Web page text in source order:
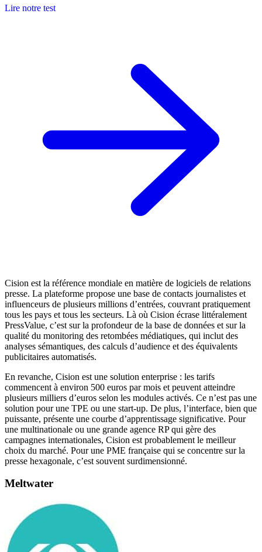
Lire notre test
Cision est la référence mondiale en matière de logiciels de relations
presse. La plateforme propose une base de contacts journalistes et
influenceurs de plusieurs millions d’entrées, couvrant pratiquement
tous les pays et tous les secteurs. Là où Cision écrase littéralement
PressValue, c’est sur la profondeur de la base de données et sur la
qualité du monitoring des retombées médiatiques, qui inclut des
analyses sémantiques, des calculs d’audience et des équivalents
publicitaires automatisés.
En revanche, Cision est une solution enterprise : les tarifs
commencent à environ 500 euros par mois et peuvent atteindre
plusieurs milliers d’euros selon les modules activés. Ce n’est pas une
solution pour une TPE ou une start-up. De plus, l’interface, bien que
puissante, présente une courbe d’apprentissage significative. Pour
une multinationale ou une grande agence RP qui gère des
campagnes internationales, Cision est probablement le meilleur
choix du marché. Pour une PME française qui se concentre sur la
presse hexagonale, c’est souvent surdimensionné.
Meltwater